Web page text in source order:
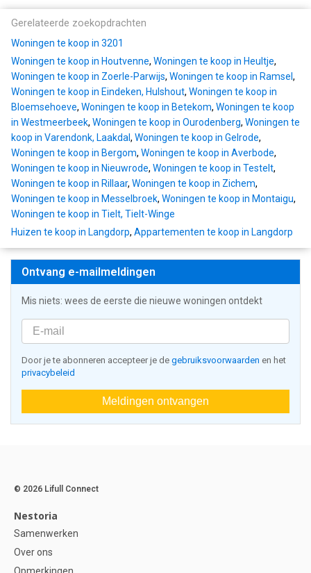
Gerelateerde zoekopdrachten
Woningen te koop in 3201
Woningen te koop in Houtvenne, Woningen te koop in Heultje,
Woningen te koop in Zoerle-Parwijs, Woningen te koop in Ramsel ,
Woningen te koop in Eindeken, Hulshout, Woningen te koop in
Bloemsehoeve, Woningen te koop in Betekom, Woningen te koop
in Westmeerbeek, Woningen te koop in Ourodenberg, Woningen te
koop in Varendonk, Laakdal, Woningen te koop in Gelrode,
Woningen te koop in Bergom, Woningen te koop in Averbode,
Woningen te koop in Nieuwrode, Woningen te koop in Testelt,
Woningen te koop in Rillaar, Woningen te koop in Zichem,
Woningen te koop in Messelbroek, Woningen te koop in Montaigu,
Woningen te koop in Tielt, Tielt-Winge
Huizen te koop in Langdorp, Appartementen te koop in Langdorp
Ontvang e-mailmeldingen
Mis niets: wees de eerste die nieuwe woningen ontdekt
Door je te abonneren accepteer je de gebruiksvoorwaarden en het
privacybeleid
Meldingen ontvangen
© 2026 Lifull Connect
Nestoria
Samenwerken
Over ons